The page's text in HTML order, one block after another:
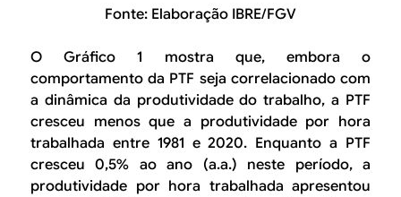
Fonte: Elaboração IBRE/FGV
O Gráfico 1 mostra que, embora o
comportamento da PTF seja correlacionado com
a dinâmica da produtividade do trabalho, a PTF
cresceu menos que a produtividade por hora
trabalhada entre 1981 e 2020. Enquanto a PTF
cresceu 0,5% ao ano (a.a.) neste período, a
produtividade por hora trabalhada apresentou